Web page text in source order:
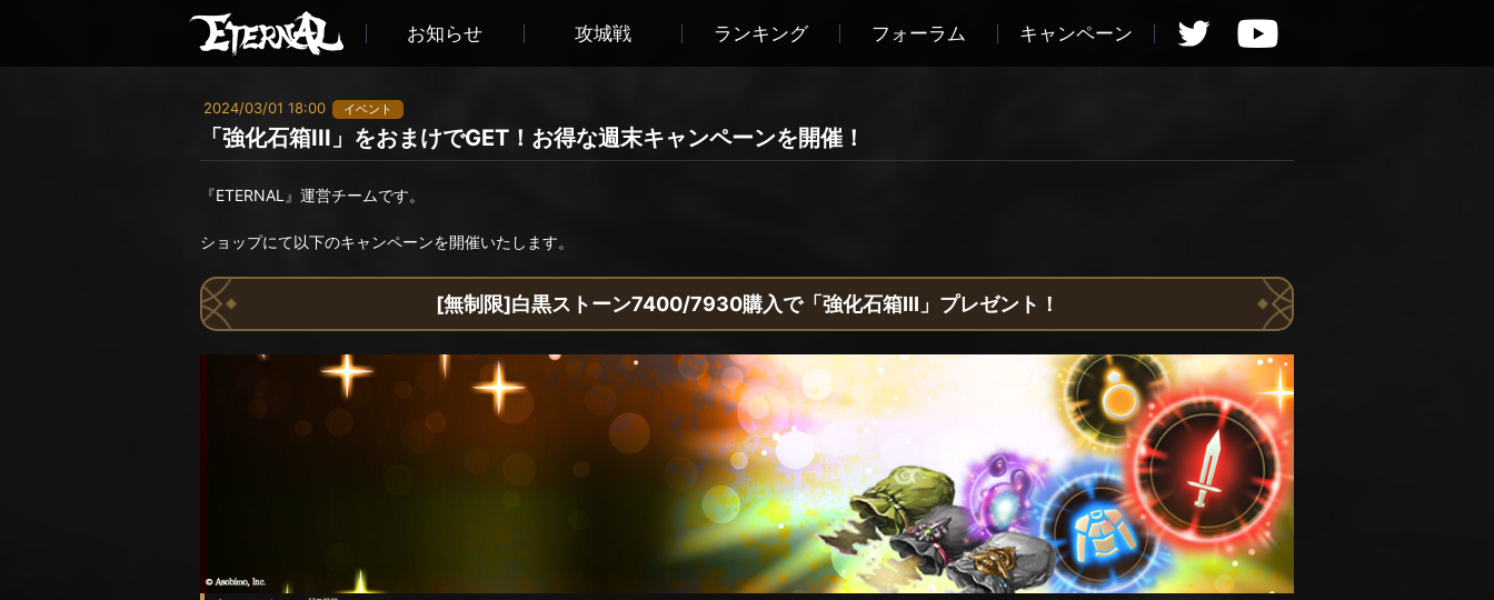
お知らせ 攻城戦 ランキング フォーラム キャンペーン
2024/03/01 18:00 イベント
「強化石箱III」をおまけでGET！お得な週末キャンペーンを開催！
『ETERNAL』運営チームです。
ショップにて以下のキャンペーンを開催いたします。
[無制限]白黒ストーン7400/7930購入で「強化石箱III」プレゼント！